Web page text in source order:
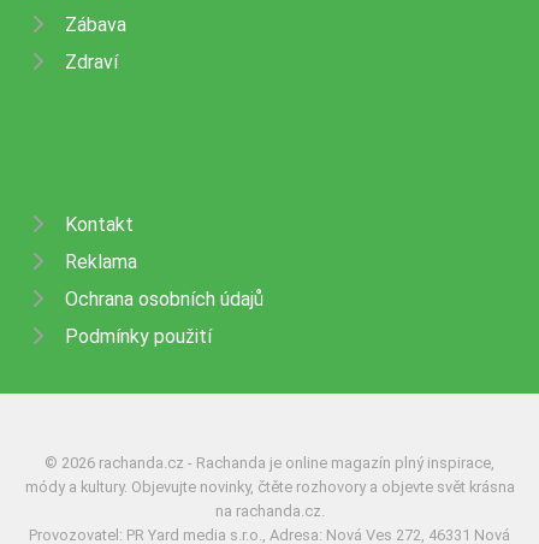
Zábava
Zdraví
Kontakt
Reklama
Ochrana osobních údajů
Podmínky použití
© 2026 rachanda.cz - Rachanda je online magazín plný inspirace,
módy a kultury. Objevujte novinky, čtěte rozhovory a objevte svět krásna
na rachanda.cz.
Provozovatel: PR Yard media s.r.o., Adresa: Nová Ves 272, 46331 Nová